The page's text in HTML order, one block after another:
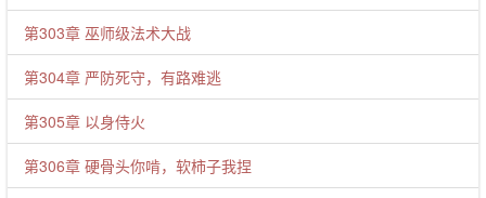
第303章 巫师级法术大战
第304章 严防死守，有路难逃
第305章 以身侍火
第306章 硬骨头你啃，软柿子我捏